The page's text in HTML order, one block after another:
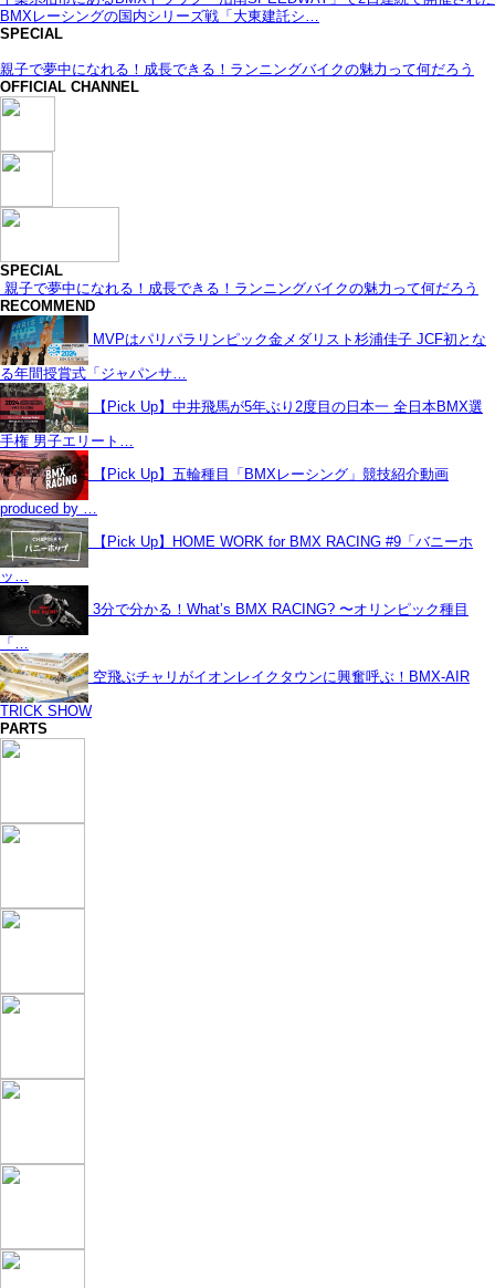
BMXレーシングの国内シリーズ戦「大東建託シ…
SPECIAL
親子で夢中になれる！成長できる！ランニングバイクの魅力って何だろう
OFFICIAL CHANNEL
SPECIAL
親子で夢中になれる！成長できる！ランニングバイクの魅力って何だろう
RECOMMEND
MVPはパリパラリンピック金メダリスト杉浦佳子 JCF初とな
る年間授賞式「ジャパンサ…
【Pick Up】中井飛馬が5年ぶり2度目の日本一 全日本BMX選
手権 男子エリート…
【Pick Up】五輪種目「BMXレーシング」競技紹介動画
produced by …
【Pick Up】HOME WORK for BMX RACING #9「バニーホ
ッ…
3分で分かる！What’s BMX RACING? 〜オリンピック種目
「…
空飛ぶチャリがイオンレイクタウンに興奮呼ぶ！BMX-AIR
TRICK SHOW
PARTS